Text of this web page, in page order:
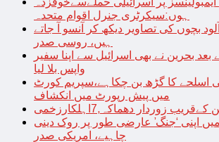
ہوں:سیکرٹری جنرل اقوام متحدہ
بچوں کی تصاویر دیکھ کر آنسو آ جاتے
ہیں، روسی صدر
بعد بحرین نے بھی اسرائیل سے اپنا سفیر
واپس بلا لیا
اسلحے کا گڑھ بن چکاہے،سپریم کورٹ
میں پیش رپورٹ میں انکشاف
زوردار دھماکہ,7اہلکارزخمی
اپنی ‘جنگ’ عارضی طور پر روک دینی
چاہیے، امریکی صدر